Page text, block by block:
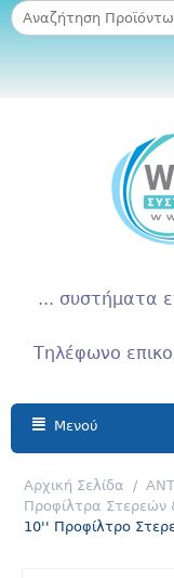
... συστήματα
Τηλέφωνο
Μενού
Αρχική Σελίδα /
Προφίλτρα
10'' Προφίλτρο